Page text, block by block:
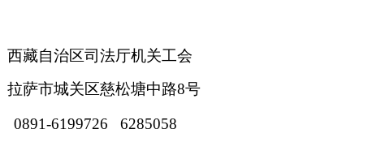
西藏自治区司法厅机关工会
拉萨市城关区慈松塘中路8号
0891-6199726 6285058